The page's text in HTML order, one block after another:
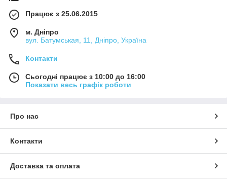
Працює з 25.06.2015
м. Дніпро
вул. Батумськая, 11, Дніпро, Україна
Контакти
Сьогодні працює з 10:00 до 16:00
Показати весь графік роботи
Про нас
Контакти
Доставка та оплата